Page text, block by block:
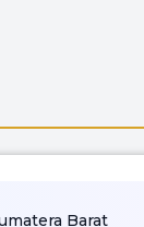
Barat